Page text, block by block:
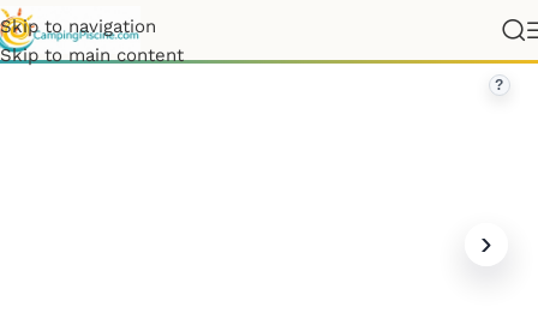
Skip to navigation
Skip to main content
Bretagne» Finistère
?